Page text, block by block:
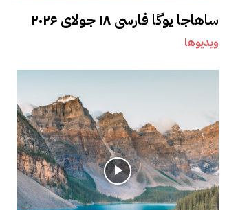
ساهاجا یوگا فارسی ۱۸ جولای ۲۰۲۶
ویدیوها